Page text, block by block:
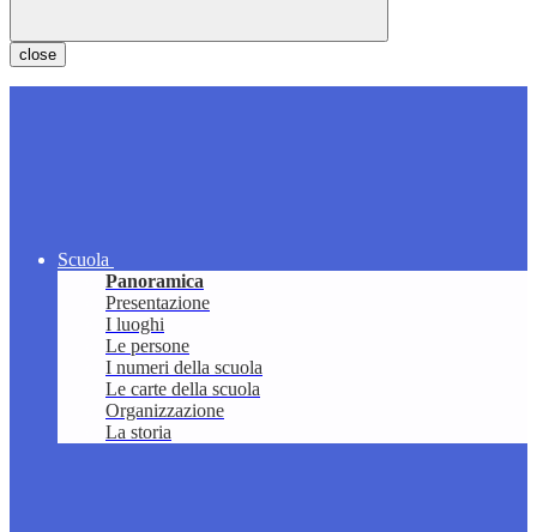
close
Scuola
Panoramica
Presentazione
I luoghi
Le persone
I numeri della scuola
Le carte della scuola
Organizzazione
La storia